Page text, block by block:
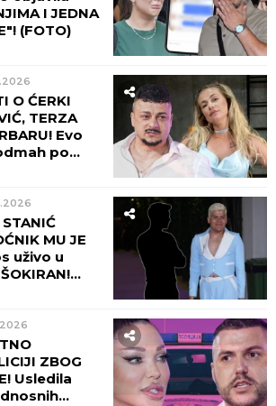
I JEDNA
(FOTO)
O ĆERKI
TERZA
Evo
po
MU JE
uživo u
ZBOG
Usledila